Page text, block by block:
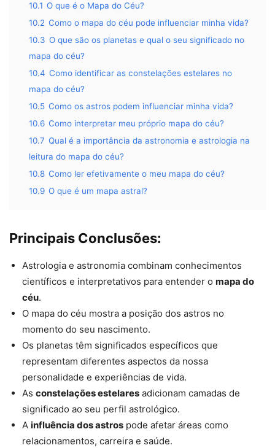
10.1 O que é o Mapa do Céu?
10.2 Como o mapa do céu pode influenciar minha vida?
10.3 O que são os planetas e qual o seu significado no
mapa do céu?
10.4 Como identificar as constelações estelares no
mapa do céu?
10.5 Como os astros podem influenciar minha vida?
10.6 Como interpretar meu próprio mapa do céu?
10.7 Qual é a importância da astronomia e astrologia na
leitura do mapa do céu?
10.8 Como ler efetivamente o meu mapa do céu?
10.9 O que é um mapa astral?
Principais Conclusões:
Astrologia e astronomia combinam conhecimentos
científicos e interpretativos para entender o mapa do
céu.
O mapa do céu mostra a posição dos astros no
momento do seu nascimento.
Os planetas têm significados específicos que
representam diferentes aspectos da nossa
personalidade e experiências de vida.
As constelações estelares adicionam camadas de
significado ao seu perfil astrológico.
A influência dos astros pode afetar áreas como
relacionamentos, carreira e saúde.